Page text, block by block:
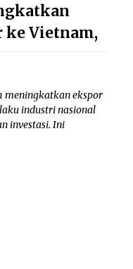
ke Vietnam,
meningkatkan ekspor
industri nasional
investasi. Ini